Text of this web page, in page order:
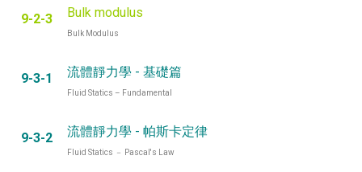
9-2-3 Bulk modulus
Bulk Modulus
9-3-1 流體靜力學 - 基礎篇
Fluid Statics – Fundamental
9-3-2 流體靜力學 - 帕斯卡定律
Fluid Statics － Pascal's Law